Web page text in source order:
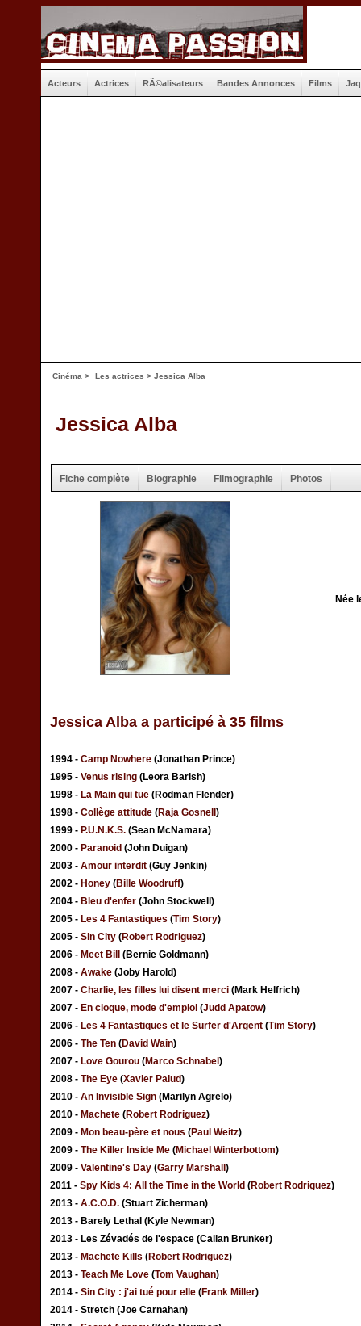
Acteurs Actrices RÃ©alisateurs Bandes Annonces Films
Cinéma > Les actrices > Jessica Alba
Jessica Alba
Fiche complète Biographie Filmographie Photos
Née
Jessica Alba a participé à 35 films
1994 - Camp Nowhere (Jonathan Prince)
1995 - Venus rising (Leora Barish)
1998 - La Main qui tue (Rodman Flender)
1998 - Collège attitude (Raja Gosnell)
1999 - P.U.N.K.S. (Sean McNamara)
2000 - Paranoid (John Duigan)
2003 - Amour interdit (Guy Jenkin)
2002 - Honey (Bille Woodruff)
2004 - Bleu d'enfer (John Stockwell)
2005 - Les 4 Fantastiques (Tim Story)
2005 - Sin City (Robert Rodriguez)
2006 - Meet Bill (Bernie Goldmann)
2008 - Awake (Joby Harold)
2007 - Charlie, les filles lui disent merci (Mark Helfrich)
2007 - En cloque, mode d'emploi (Judd Apatow)
2006 - Les 4 Fantastiques et le Surfer d'Argent (Tim Story)
2006 - The Ten (David Wain)
2007 - Love Gourou (Marco Schnabel)
2008 - The Eye (Xavier Palud)
2010 - An Invisible Sign (Marilyn Agrelo)
2010 - Machete (Robert Rodriguez)
2009 - Mon beau-père et nous (Paul Weitz)
2009 - The Killer Inside Me (Michael Winterbottom)
2009 - Valentine's Day (Garry Marshall)
2011 - Spy Kids 4: All the Time in the World (Robert Rodriguez)
2013 - A.C.O.D. (Stuart Zicherman)
2013 - Barely Lethal (Kyle Newman)
2013 - Les Zévadés de l'espace (Callan Brunker)
2013 - Machete Kills (Robert Rodriguez)
2013 - Teach Me Love (Tom Vaughan)
2014 - Sin City : j'ai tué pour elle (Frank Miller)
2014 - Stretch (Joe Carnahan)